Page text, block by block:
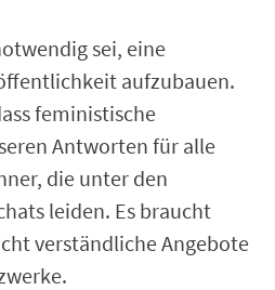
sei, eine
aufzubauen.
feministische
Antworten für alle
die unter den
leiden. Es braucht
verständliche Angebote